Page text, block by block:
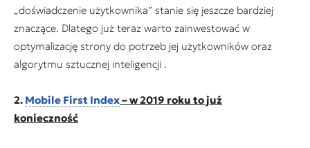
„doświadczenie użytkownika” stanie się jeszcze bardziej
znaczące. Dlatego już teraz warto zainwestować w
optymalizację strony do potrzeb jej użytkowników oraz
algorytmu sztucznej inteligencji .
2. Mobile First Index– w 2019 roku to już
konieczność